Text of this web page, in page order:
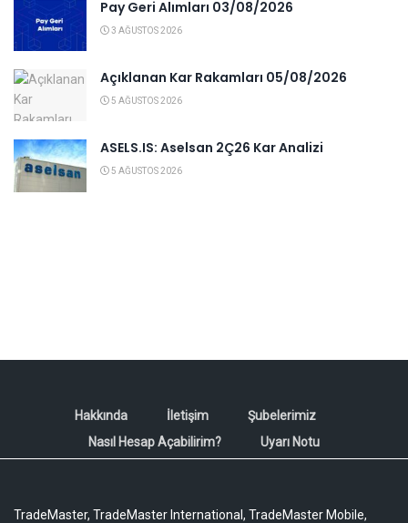
Pay Geri Alımları 03/08/2026
3 AĞUSTOS 2026
Açıklanan Kar Rakamları 05/08/2026
5 AĞUSTOS 2026
ASELS.IS: Aselsan 2Ç26 Kar Analizi
5 AĞUSTOS 2026
Hakkında İletişim
Şubelerimiz
Nasıl Hesap Açabilirim?
Uyarı Notu
TradeMaster, TradeMaster International, TradeMaster Mobile,